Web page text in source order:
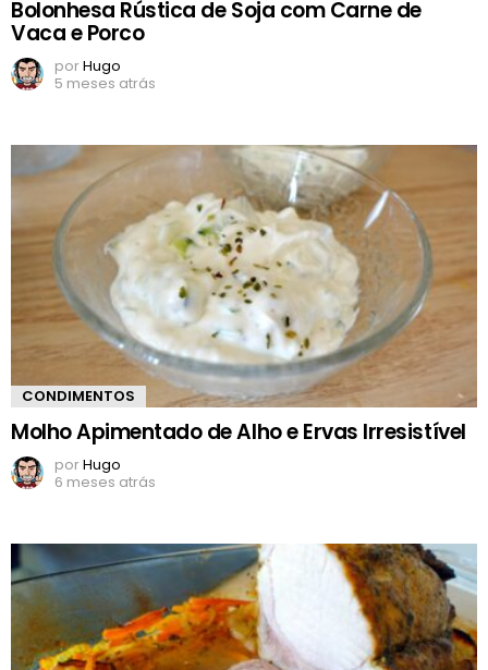
Bolonhesa Rústica de Soja com Carne de
Vaca e Porco
porHugo
5 meses atrás
CONDIMENTOS
Molho Apimentado de Alho e Ervas Irresistível
porHugo
6 meses atrás